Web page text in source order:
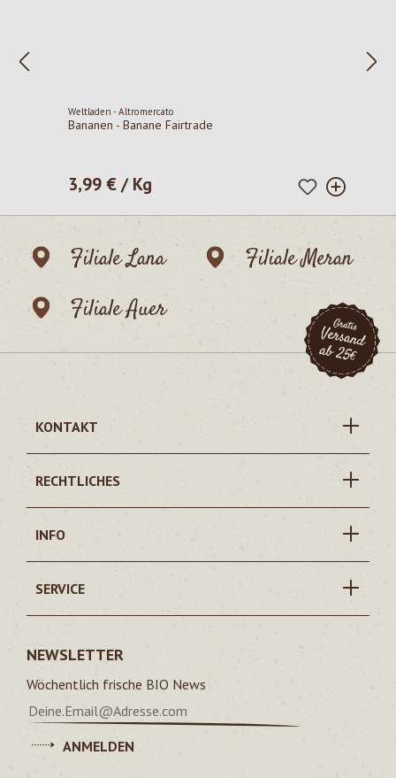
Weltladen - Altromercato
Bananen - Banane Fairtrade
Regulärer Preis:
3,99 € / Kg
Filiale Lana
Filiale Meran
Filiale Auer
KONTAKT
RECHTLICHES
INFO
SERVICE
NEWSLETTER
Wöchentlich frische BIO News
ANMELDEN